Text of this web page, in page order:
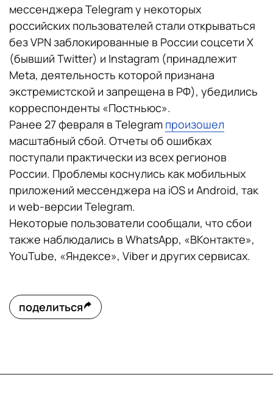
мессенджера Telegram у некоторых
российских пользователей стали открываться
без VPN заблокированные в России соцсети X
(бывший Twitter) и Instagram (принадлежит
Meta, деятельность которой признана
экстремистской и запрещена в РФ), убедились
корреспонденты «Постньюс».
Ранее 27 февраля в Telegram произошел
масштабный сбой. Отчеты об ошибках
поступали практически из всех регионов
России. Проблемы коснулись как мобильных
приложений мессенджера на iOS и Android, так
и web-версии Telegram.
Некоторые пользователи сообщали, что сбои
также наблюдались в WhatsApp, «ВКонтакте»,
YouTube, «Яндексе», Viber и других сервисах.
поделиться